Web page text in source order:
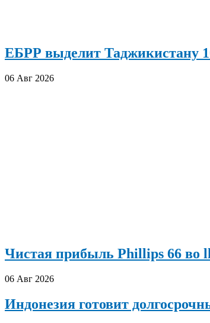
ЕБРР выделит Таджикистану
06 Авг 2026
Чистая прибыль Phillips 66 во
06 Авг 2026
Индонезия готовит